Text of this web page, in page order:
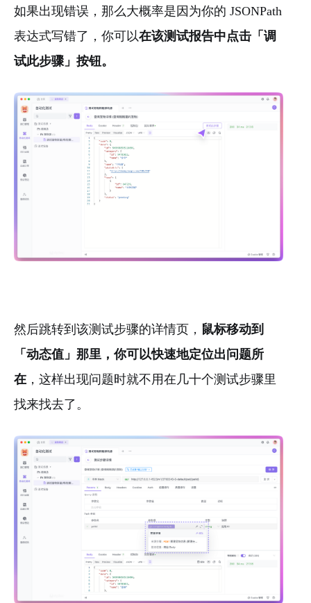
如果出现错误，那么大概率是因为你的 JSONPath
表达式写错了，你可以在该测试报告中点击「调
试此步骤」按钮。
然后跳转到该测试步骤的详情页， 鼠标移动到
「动态值」那里，你可以快速地定位出问题所
在 ，这样出现问题时就不用在几十个测试步骤里
找来找去了。